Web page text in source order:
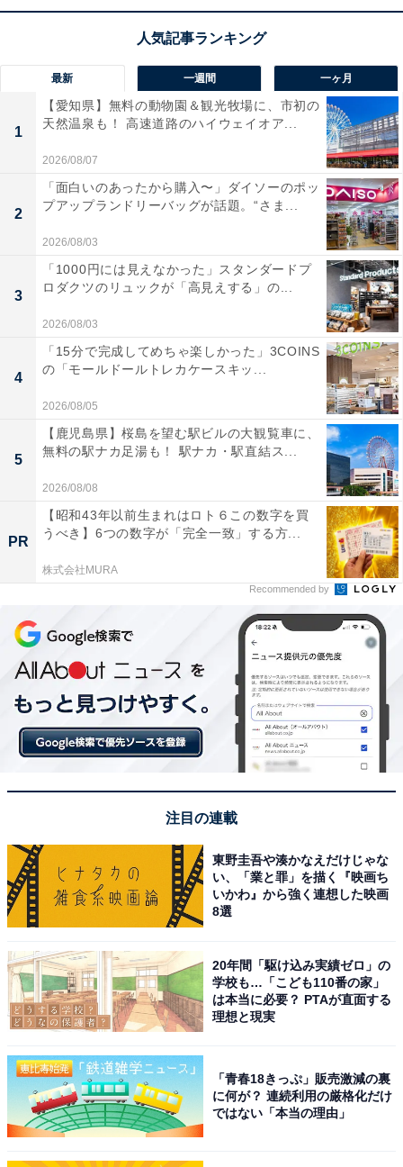
は絶品です。
「TOGEN 黒部 宇奈月温泉」の口コミは？
「TOGEN 黒部 宇奈月温泉」には、以下のような口コミ
が寄せられています。
客室やロビーから眺める黒部川の美しい景色が素晴
らしい
心地よい名湯に浸かりながら旅の疲れをのんびり癒
地元の新鮮な食材を取り入れた美味しい料理に満足
した
最新 一週間 一ヶ月
1
【愛知県】無料の動物園＆観光牧場に、市初の
天然温泉も！ 高速道路のハイウェイオア...
2026/08/07
2
「面白いのあったから購入〜」ダイソーのポッ
プアップランドリーバッグが話題。“さま...
2026/08/03
3
「1000円には見えなかった」スタンダードプ
ロダクツのリュックが「高見えする」の...
2026/08/03
4
「15分で完成してめちゃ楽しかった」3COINS
の「モールドールトレカケースキッ...
2026/08/05
5
【鹿児島県】桜島を望む駅ビルの大観覧車に、
無料の駅ナカ足湯も！ 駅ナカ・駅直結ス...
2026/08/08
PR
【昭和43年以前生まれはロト６この数字を買
うべき】6つの数字が「完全一致」する方...
株式会社MURA
Recommended by
注目の連載
東野圭吾や湊かなえだけじゃな
い、「業と罪」を描く『映画ち
いかわ』から強く連想した映画
8選
20年間「駆け込み実績ゼロ」の
学校も…「こども110番の家」
は本当に必要？ PTAが直面する
理想と現実
「青春18きっぷ」販売激減の裏
に何が？ 連続利用の厳格化だけ
ではない「本当の理由」